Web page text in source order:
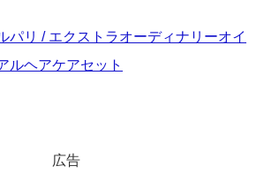
パリ / エクストラオーディナリーオイ
ルヘアケアセット
広告